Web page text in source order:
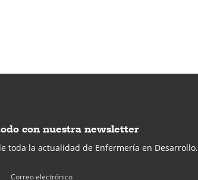
con nuestra newsletter
toda la actualidad de Enfermería en Desarrollo.